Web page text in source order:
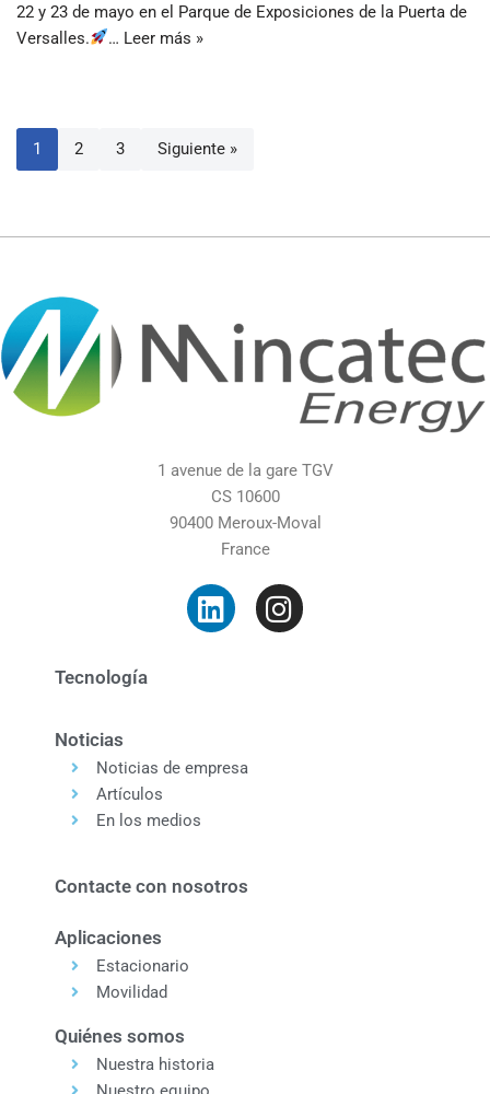
22 y 23 de mayo en el Parque de Exposiciones de la Puerta de
Versalles.
… Leer más »
1 2 3 Siguiente »
1 avenue de la gare TGV
CS 10600
90400 Meroux-Moval
France
Tecnología
Noticias
Noticias de empresa
Artículos
En los medios
Contacte con nosotros
Aplicaciones
Estacionario
Movilidad
Quiénes somos
Nuestra historia